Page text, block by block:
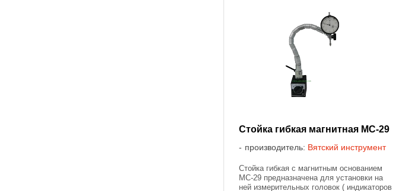
Стойка гибкая магнитная МС-29
производитель: Вятский инструмент
Стойка гибкая с магнитным основанием
МС-29 предназначена для установки на
ней измерительных головок ( индикаторов